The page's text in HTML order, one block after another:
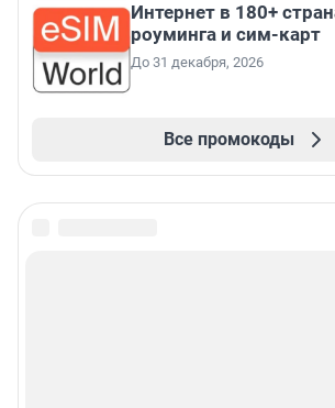
Интернет в 180+
роуминга и сим-карт
До 31 декабря, 2026
Все промокоды